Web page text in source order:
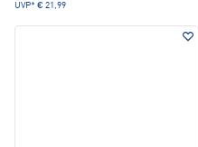
UVP* € 21,99